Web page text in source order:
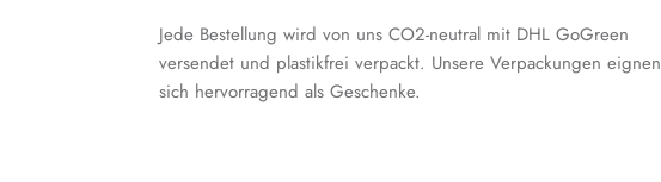
Jede Bestellung wird von uns CO2-neutral mit DHL GoGreen
versendet und plastikfrei verpackt. Unsere Verpackungen eignen
sich hervorragend als Geschenke.